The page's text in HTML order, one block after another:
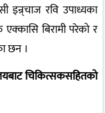
इन्र्चाज रवि उपाध्यका
बिरामी परेको र
छन ।
चिकित्सकसहितको